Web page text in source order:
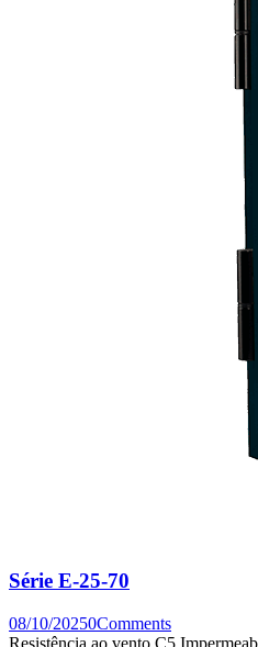
Série E-25-70
08/10/20250Comments
Resistência ao vento C5